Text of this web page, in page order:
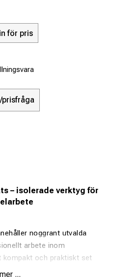
för pris
prisfråga
– isolerade verktyg för
noggrant utvalda
arbete inom
kompakt och praktiskt set
...